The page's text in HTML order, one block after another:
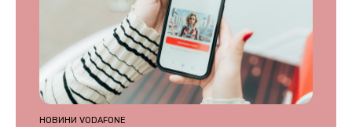
НОВИНИ VODAFONE